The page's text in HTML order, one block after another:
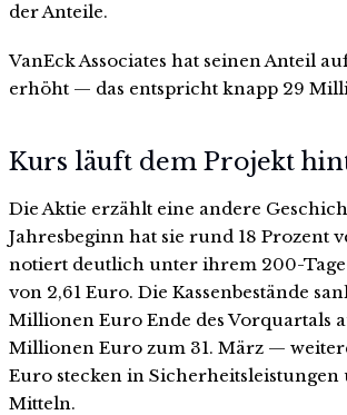
der Anteile.
VanEck Associates hat seinen Anteil
erhöht — das entspricht knapp 29
Kurs läuft dem Projekt
Die Aktie erzählt eine andere
Jahresbeginn hat sie rund 18 Prozent
notiert deutlich unter ihrem 200-
von 2,61 Euro. Die Kassenbestände
Millionen Euro Ende des Vorquartals
Millionen Euro zum 31. März —
Euro stecken in Sicherheitsleistungen
Mitteln.